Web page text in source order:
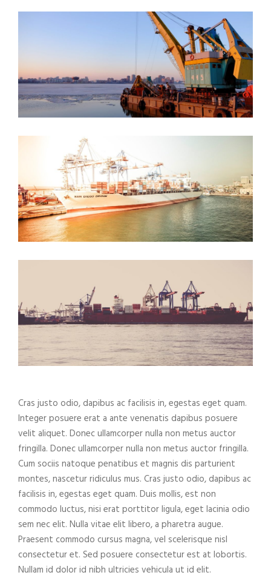
Cras justo odio, dapibus ac facilisis in, egestas eget quam.
Integer posuere erat a ante venenatis dapibus posuere
velit aliquet. Donec ullamcorper nulla non metus auctor
fringilla. Donec ullamcorper nulla non metus auctor fringilla.
Cum sociis natoque penatibus et magnis dis parturient
montes, nascetur ridiculus mus. Cras justo odio, dapibus ac
facilisis in, egestas eget quam. Duis mollis, est non
commodo luctus, nisi erat porttitor ligula, eget lacinia odio
sem nec elit. Nulla vitae elit libero, a pharetra augue.
Praesent commodo cursus magna, vel scelerisque nisl
consectetur et. Sed posuere consectetur est at lobortis.
Nullam id dolor id nibh ultricies vehicula ut id elit.